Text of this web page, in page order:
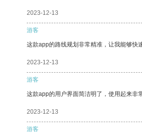
2023-12-13
游客
这款app的路线规划非常精准，让我能够快
2023-12-13
游客
这款app的用户界面简洁明了，使用起来非
2023-12-13
游客